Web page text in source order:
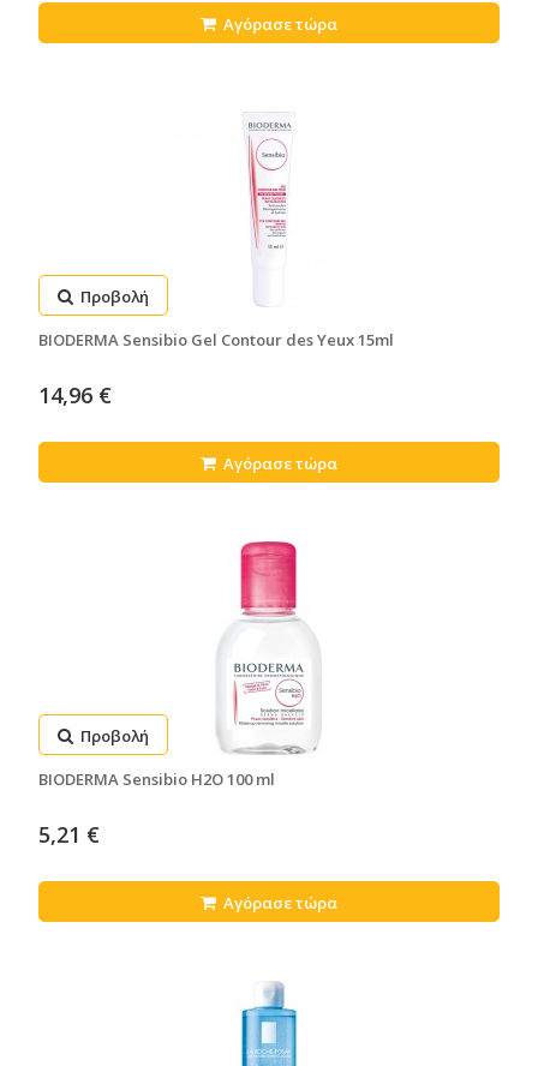
Αγόρασε τώρα
Προβολή
BIODERMA Sensibio Gel Contour des Yeux 15ml
14,96 €
Αγόρασε τώρα
Προβολή
BIODERMA Sensibio H2O 100 ml
5,21 €
Αγόρασε τώρα